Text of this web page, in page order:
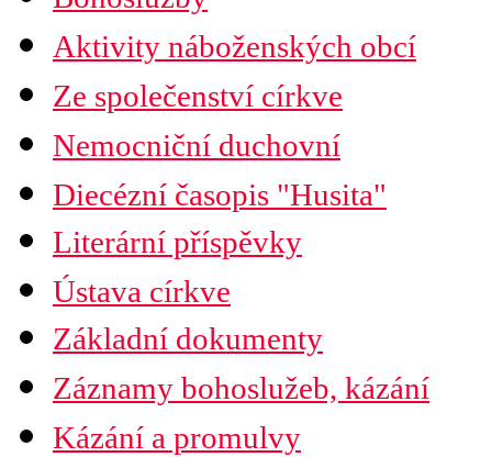
Aktivity náboženských obcí
Ze společenství církve
Nemocniční duchovní
Diecézní časopis "Husita"
Předplatné
Literární příspěvky
Ústava církve
Preambule
Závěrečná ustanovení
Organizační uspořádání
Diecéze
Základní dokumenty
Záznamy bohoslužeb, kázání
Kázání a promulvy